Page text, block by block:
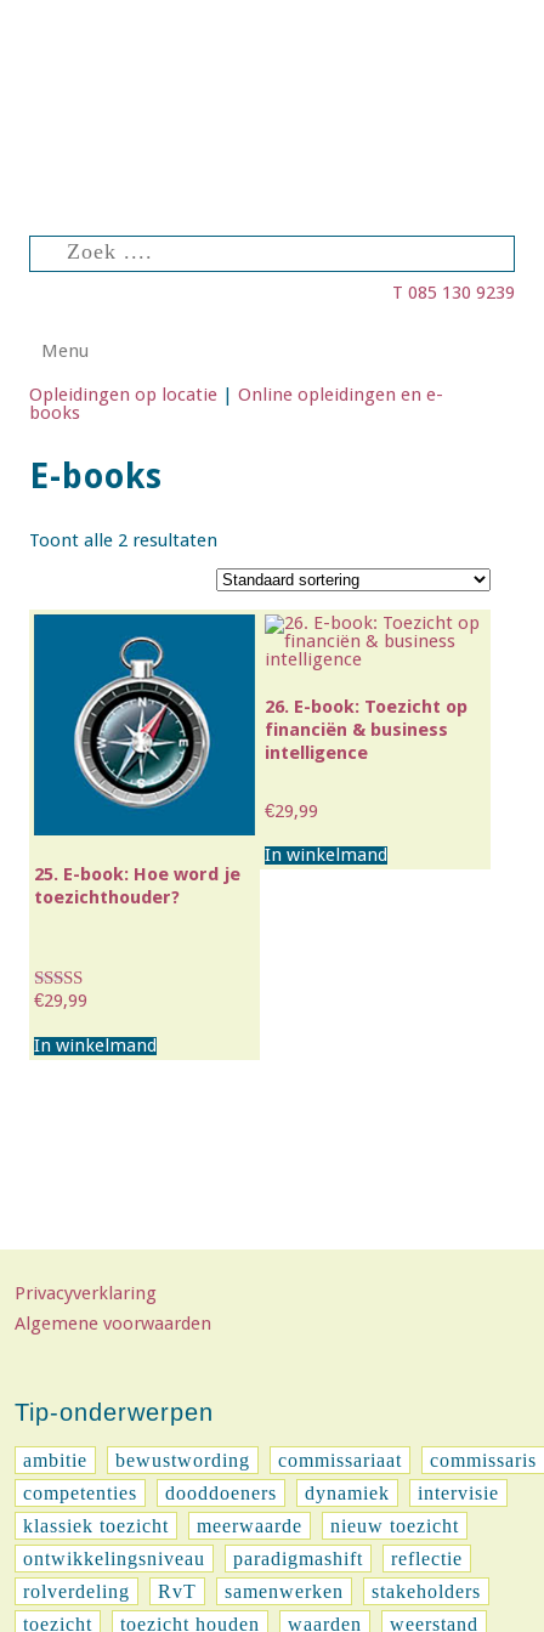
Zoeken
naar:
T 085 130 9239
Menu
Opleidingen op locatie | Online opleidingen en e-
books
E-books
Toont alle 2 resultaten
25. E-book: Hoe word je
toezichthouder?
Waardering
uit 5
€29,99
In winkelmand
26. E-book: Toezicht op
financiën & business
intelligence
€29,99
In winkelmand
Privacyverklaring
Algemene voorwaarden
Tip-onderwerpen
ambitie bewustwording commissariaat
commissaris
competenties
dooddoeners dynamiek
intervisie
klassiek toezicht
meerwaarde
nieuw toezicht
ontwikkelingsniveau
paradigmashift
reflectie
rolverdeling
RvT samenwerken
stakeholders
toezicht
toezicht houden waarden weerstand